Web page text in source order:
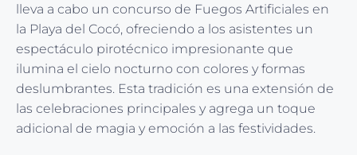
lleva a cabo un concurso de Fuegos Artificiales en
la Playa del Cocó, ofreciendo a los asistentes un
espectáculo pirotécnico impresionante que
ilumina el cielo nocturno con colores y formas
deslumbrantes. Esta tradición es una extensión de
las celebraciones principales y agrega un toque
adicional de magia y emoción a las festividades.